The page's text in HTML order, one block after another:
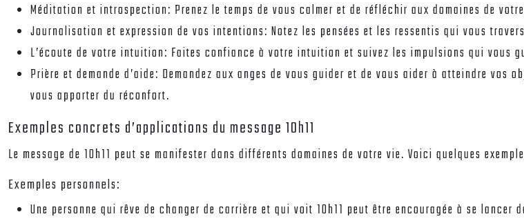
Méditation et introspection: Prenez le temps de vous calmer et de réfléchir aux domaines de
Journalisation et expression de vos intentions: Notez les pensées et les ressentis qui vous
L’écoute de votre intuition: Faites confiance à votre intuition et suivez les impulsions qui vous
Prière et demande d’aide: Demandez aux anges de vous guider et de vous aider à atteindre vos
vous apporter du réconfort.
Exemples concrets d’applications du message 10h11
Le message de 10h11 peut se manifester dans différents domaines de votre vie. Voici quelques
Exemples personnels:
Une personne qui rêve de changer de carrière et qui voit 10h11 peut être encouragée à se